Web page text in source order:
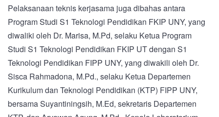
Pelaksanaan teknis kerjasama juga dibahas antara
Program Studi S1 Teknologi Pendidikan FKIP UNY, yang
diwaliki oleh Dr. Marisa, M.Pd, selaku Ketua Program
Studi S1 Teknologi Pendidikan FKIP UT dengan S1
Teknologi Pendidikan FIPP UNY, yang diwakili oleh Dr.
Sisca Rahmadona, M.Pd., selaku Ketua Departemen
Kurikulum dan Teknologi Pendidikan (KTP) FIPP UNY,
bersama Suyantiningsih, M.Ed, sekretaris Departemen